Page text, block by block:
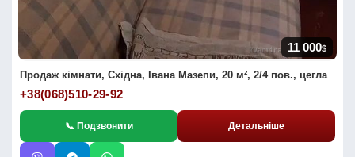
11 000$
Продаж кімнати, Східна, Івана Мазепи, 20 м², 2/4 пов., цегла
+38(068)510-29-92
📞 Подзвонити Детальніше